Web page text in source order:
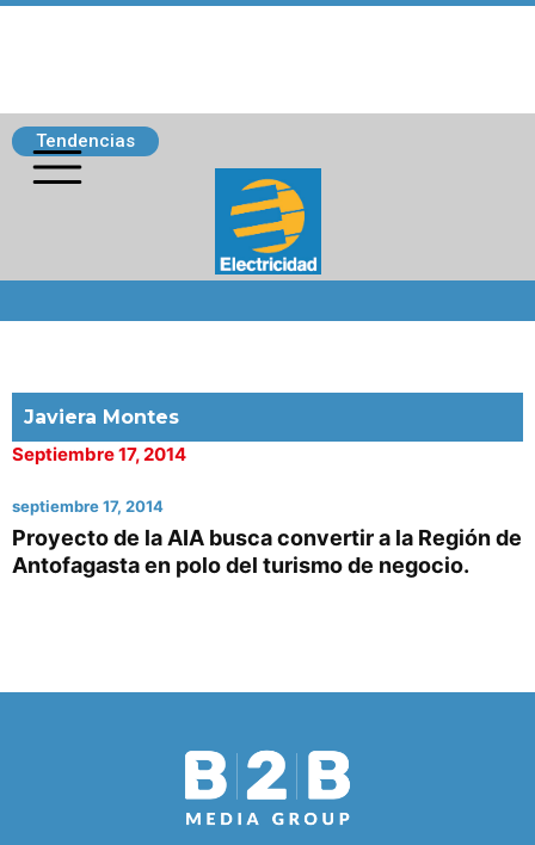
Tendencias
Javiera Montes
Septiembre 17, 2014
septiembre 17, 2014
Proyecto de la AIA busca convertir a la Región de
Antofagasta en polo del turismo de negocio.